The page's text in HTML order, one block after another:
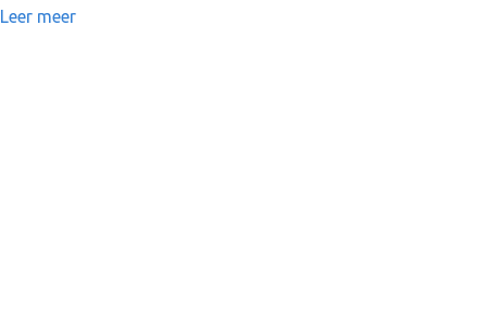
Leer meer